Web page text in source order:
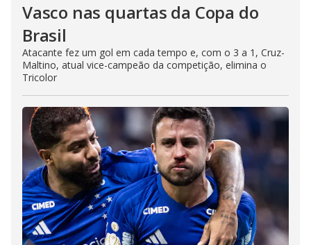
Vasco nas quartas da Copa do
Brasil
Atacante fez um gol em cada tempo e, com o 3 a 1, Cruz-
Maltino, atual vice-campeão da competição, elimina o
Tricolor